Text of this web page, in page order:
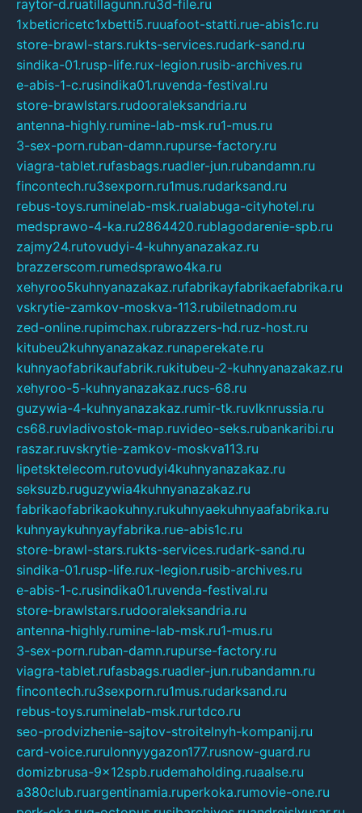
raytor-d.ruatillagunn.ru3d-file.ru
1xbeticricetc1xbetti5.ruuafoot-statti.rue-abis1c.ru
store-brawl-stars.rukts-services.rudark-sand.ru
sindika-01.rusp-life.rux-legion.rusib-archives.ru
e-abis-1-c.rusindika01.ruvenda-festival.ru
store-brawlstars.rudooraleksandria.ru
antenna-highly.rumine-lab-msk.ru1-mus.ru
3-sex-porn.ruban-damn.rupurse-factory.ru
viagra-tablet.rufasbags.ruadler-jun.rubandamn.ru
fincontech.ru3sexporn.ru1mus.rudarksand.ru
rebus-toys.ruminelab-msk.rualabuga-cityhotel.ru
medsprawo-4-ka.ru2864420.rublagodarenie-spb.ru
zajmy24.rutovudyi-4-kuhnyanazakaz.ru
brazzerscom.rumedsprawo4ka.ru
xehyroo5kuhnyanazakaz.rufabrikayfabrikaefabrika.ru
vskrytie-zamkov-moskva-113.rubiletnadom.ru
zed-online.rupimchax.rubrazzers-hd.ruz-host.ru
kitubeu2kuhnyanazakaz.runaperekate.ru
kuhnyaofabrikaufabrik.rukitubeu-2-kuhnyanazakaz.ru
xehyroo-5-kuhnyanazakaz.rucs-68.ru
guzywia-4-kuhnyanazakaz.rumir-tk.ruvlknrussia.ru
cs68.ruvladivostok-map.ruvideo-seks.rubankaribi.ru
raszar.ruvskrytie-zamkov-moskva113.ru
lipetsktelecom.rutovudyi4kuhnyanazakaz.ru
seksuzb.ruguzywia4kuhnyanazakaz.ru
fabrikaofabrikaokuhny.rukuhnyaekuhnyaafabrika.ru
kuhnyaykuhnyayfabrika.rue-abis1c.ru
store-brawl-stars.rukts-services.rudark-sand.ru
sindika-01.rusp-life.rux-legion.rusib-archives.ru
e-abis-1-c.rusindika01.ruvenda-festival.ru
store-brawlstars.rudooraleksandria.ru
antenna-highly.rumine-lab-msk.ru1-mus.ru
3-sex-porn.ruban-damn.rupurse-factory.ru
viagra-tablet.rufasbags.ruadler-jun.rubandamn.ru
fincontech.ru3sexporn.ru1mus.rudarksand.ru
rebus-toys.ruminelab-msk.rurtdco.ru
seo-prodvizhenie-sajtov-stroitelnyh-kompanij.ru
card-voice.rurulonnyygazon177.rusnow-guard.ru
domizbrusa-9x12spb.rudemaholding.ruaalse.ru
a380club.ruargentinamia.ruperkoka.rumovie-one.ru